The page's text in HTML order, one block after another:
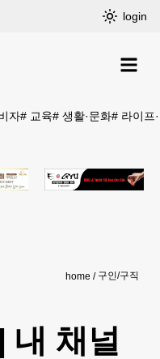
login
자# 교육# 생활·문화# 라이프
home 구인/구직
내 채널